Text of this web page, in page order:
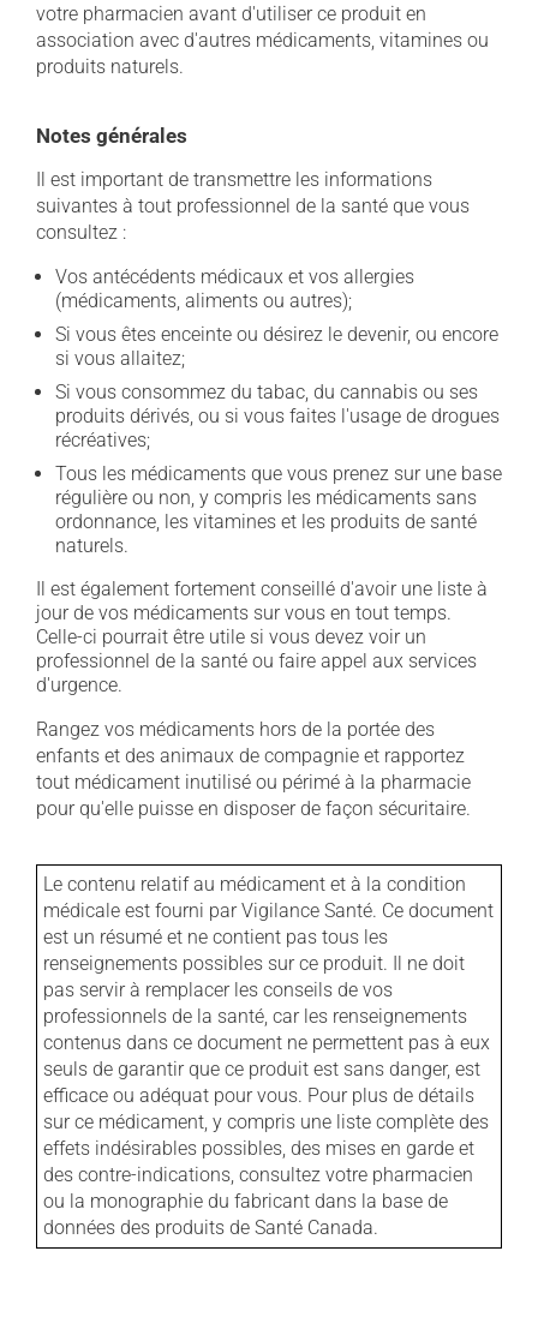
votre pharmacien avant d'utiliser ce produit en
association avec d'autres médicaments, vitamines ou
produits naturels.
Notes générales
Il est important de transmettre les informations
suivantes à tout professionnel de la santé que vous
consultez :
Vos antécédents médicaux et vos allergies
(médicaments, aliments ou autres);
Si vous êtes enceinte ou désirez le devenir, ou encore
si vous allaitez;
Si vous consommez du tabac, du cannabis ou ses
produits dérivés, ou si vous faites l'usage de drogues
récréatives;
Tous les médicaments que vous prenez sur une base
régulière ou non, y compris les médicaments sans
ordonnance, les vitamines et les produits de santé
naturels.
Il est également fortement conseillé d'avoir une liste à
jour de vos médicaments sur vous en tout temps.
Celle-ci pourrait être utile si vous devez voir un
professionnel de la santé ou faire appel aux services
d'urgence.
Rangez vos médicaments hors de la portée des
enfants et des animaux de compagnie et rapportez
tout médicament inutilisé ou périmé à la pharmacie
pour qu'elle puisse en disposer de façon sécuritaire.
Le contenu relatif au médicament et à la condition
médicale est fourni par Vigilance Santé. Ce document
est un résumé et ne contient pas tous les
renseignements possibles sur ce produit. Il ne doit
pas servir à remplacer les conseils de vos
professionnels de la santé, car les renseignements
contenus dans ce document ne permettent pas à eux
seuls de garantir que ce produit est sans danger, est
efficace ou adéquat pour vous. Pour plus de détails
sur ce médicament, y compris une liste complète des
effets indésirables possibles, des mises en garde et
des contre-indications, consultez votre pharmacien
ou la monographie du fabricant dans la base de
données des produits de Santé Canada.